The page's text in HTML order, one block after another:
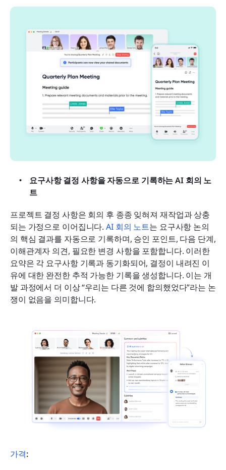
요구사항 결정 사항을 자동으로 기록하는 AI 회의 노
트
프로젝트 결정 사항은 회의 후 종종 잊혀져 재작업과 상충
되는 가정으로 이어집니다. AI 회의 노트는 요구사항 논의
의 핵심 결과를 자동으로 기록하며, 승인 포인트, 다음 단계,
이해관계자 의견, 필요한 변경 사항을 포함합니다. 이러한
요약은 각 요구사항 기록과 동기화되어, 결정이 내려진 이
유에 대한 완전한 추적 가능한 기록을 생성합니다. 이는 개
발 과정에서 더 이상 “우리는 다른 것에 합의했었다”라는 논
쟁이 없음을 의미합니다.
가격: